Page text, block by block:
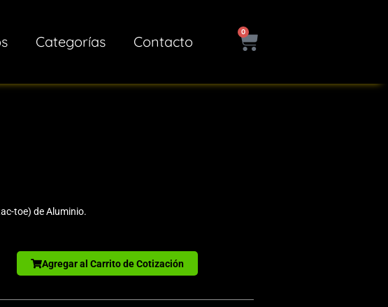
Categorías Contacto
0
Cart
toe) de Aluminio.
Agregar al Carrito de Cotización